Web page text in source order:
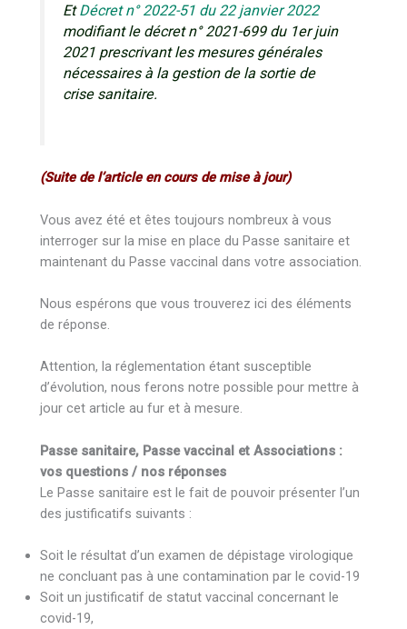
EtDécret n° 2022-51 du 22 janvier 2022
modifiant le décret n° 2021-699 du 1er juin
2021 prescrivant les mesures générales
nécessaires à la gestion de la sortie de
crise sanitaire.
(Suite de l’article en cours de mise à jour)
Vous avez été et êtes toujours nombreux à vous
interroger sur la mise en place du Passe sanitaire et
maintenant du Passe vaccinal dans votre association.
Nous espérons que vous trouverez ici des éléments
de réponse.
Attention, la réglementation étant susceptible
d’évolution, nous ferons notre possible pour mettre à
jour cet article au fur et à mesure.
Passe sanitaire, Passe vaccinal et Associations :
vos questions / nos réponses
Le Passe sanitaire est le fait de pouvoir présenter l’un
des justificatifs suivants :
Soit le résultat d’un examen de dépistage virologique
ne concluant pas à une contamination par le covid-19
Soit un justificatif de statut vaccinal concernant le
covid-19,